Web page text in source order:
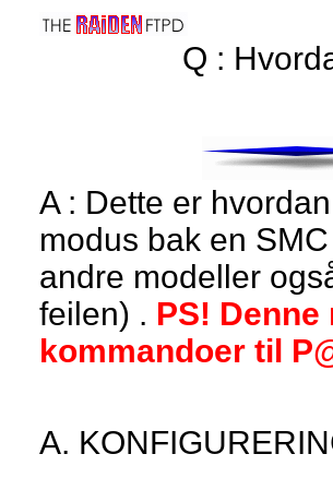
Q :
A : Dette er
modus bak en
andre modeller
feilen) . PS!
kommandoer til
A.